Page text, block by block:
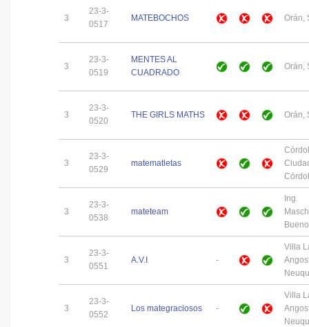
3
23-3-
0517
MATEBOCHOS Orán,
3
23-3-
0519
MENTES AL
CUADRADO
Orán,
3
23-3-
0520
THE GIRLS MATHS Orán,
3
23-3-
0529
matematletas
3
23-3-
0538
mateteam
Ing.
3
23-3-
0551
A.V.I -
Villa
3
23-3-
0552
Los mategraciosos -
Villa